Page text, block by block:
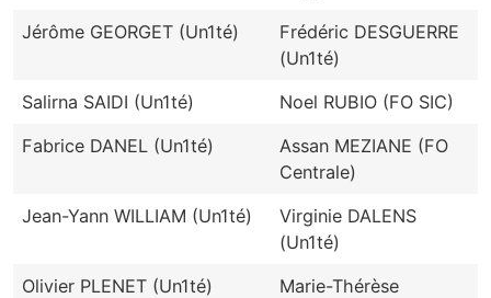
Jérôme GEORGET (Un1té)
Frédéric DESGUERRE
(Un1té)
Salirna SAIDI (Un1té)
Noel RUBIO (FO SIC)
Fabrice DANEL (Un1té)
Assan MEZIANE (FO
Centrale)
Jean-Yann WILLIAM (Un1té)
Virginie DALENS
(Un1té)
Olivier PLENET (Un1té)
Marie-Thérèse